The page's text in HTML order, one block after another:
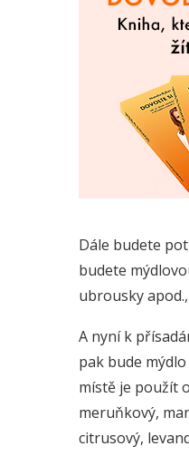
Dále budete
budete
ubrousky
A nyní k
pak bude
místě je použít
meruňkový,
citrusový,